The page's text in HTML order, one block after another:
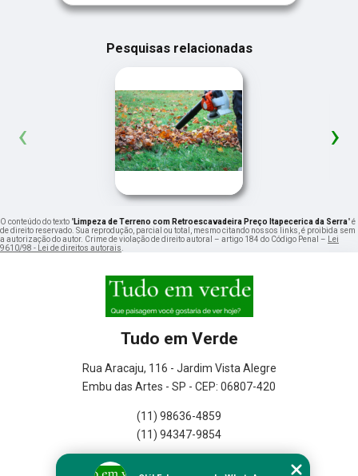
Pesquisas relacionadas
‹ ›
O conteúdo do texto "Limpeza de Terreno com Retroescavadeira Preço Itapecerica da Serra" é
de direito reservado. Sua reprodução, parcial ou total, mesmo citando nossos links, é proibida sem
a autorização do autor. Crime de violação de direito autoral – artigo 184 do Código Penal – Lei
9610/98 - Lei de direitos autorais.
Tudo em Verde
Rua Aracaju, 116 - Jardim Vista Alegre
Embu das Artes - SP - CEP: 06807-420
(11) 98636-4859
(11) 94347-9854